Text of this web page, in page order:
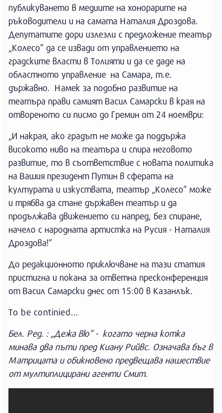
публикуването в медиите на хонорарите на
ръководители и на самата Наталия Дроздова.
Депутатите дори излезли с предложение театър
„Колесо” да се извади от управлението на
градските власти в Толияти и да се даде на
областното управление на Самара, т.е.
държавно. Намек за подобно развитие на
театъра прави самият Васил Самарски в края на
отвореното си писмо до Гремин от 24 ноември:
„И накрая, ако градът не може да поддържа
високото ниво на театъра и спира неговото
развитие, то в съответствие с новата политика
на Вашия президент Путин в сферата на
културата и изкуствата, театър „Колесо” може
и трябва да стане държавен театър и да
продължава движението си напред, без спиране,
начело с народната артистка на Русия - Наталия
Дроздова!”
До редакционното приключване на тази статия
пристигна и покана за ответна пресконференция
от Васил Самарски днес от 15:00 в Казанлък.
To be continied...
Бел. Ред. : „Дежа вю” - когато черна котка
минава два пъти пред Киану Рийвс. Означава бъг в
Матрицата и обикновено предвещава нашествие
от мултиплицирани агенти Смит.